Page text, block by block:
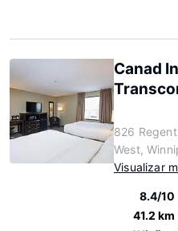
Canad
826
West,
Visualizar
8.4/10
41.2 km